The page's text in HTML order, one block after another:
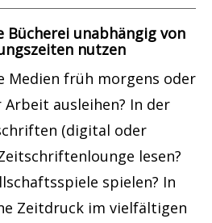
Bücherei unabhängig von
nutzen
Medien früh morgens oder
Arbeit ausleihen? In der
(digital oder
lesen?
spielen? In
Zeitdruck im vielfältigen